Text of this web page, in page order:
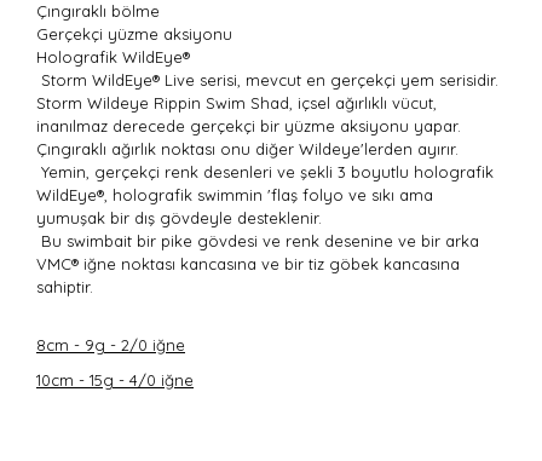
Çıngıraklı bölme
Gerçekçi yüzme aksiyonu
Holografik WildEye®
Storm WildEye® Live serisi, mevcut en gerçekçi yem serisidir.
Storm Wildeye Rippin Swim Shad, içsel ağırlıklı vücut,
inanılmaz derecede gerçekçi bir yüzme aksiyonu yapar.
Çıngıraklı ağırlık noktası onu diğer Wildeye'lerden ayırır.
Yemin, gerçekçi renk desenleri ve şekli 3 boyutlu holografik
WildEye®, holografik swimmin 'flaş folyo ve sıkı ama
yumuşak bir dış gövdeyle desteklenir.
Bu swimbait bir pike gövdesi ve renk desenine ve bir arka
VMC® iğne noktası kancasına ve bir tiz göbek kancasına
sahiptir.
8cm - 9g - 2/0 iğne
10cm - 15g - 4/0 iğne